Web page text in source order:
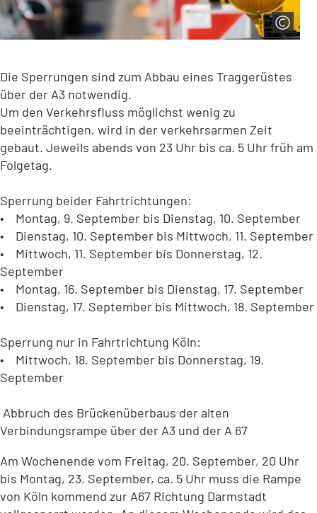
Die Sperrungen sind zum Abbau eines Traggerüstes
über der A3 notwendig.
Um den Verkehrsfluss möglichst wenig zu
beeinträchtigen, wird in der verkehrsarmen Zeit
gebaut. Jeweils abends von 23 Uhr bis ca. 5 Uhr früh am
Folgetag.
Sperrung beider Fahrtrichtungen:
• Montag, 9. September bis Dienstag, 10. September
• Dienstag, 10. September bis Mittwoch, 11. September
• Mittwoch, 11. September bis Donnerstag, 12.
September
• Montag, 16. September bis Dienstag, 17. September
• Dienstag, 17. September bis Mittwoch, 18. September
Sperrung nur in Fahrtrichtung Köln:
• Mittwoch, 18. September bis Donnerstag, 19.
September
Abbruch des Brückenüberbaus der alten
Verbindungsrampe über der A3 und der A 67
Am Wochenende vom Freitag, 20. September, 20 Uhr
bis Montag, 23. September, ca. 5 Uhr muss die Rampe
von Köln kommend zur A67 Richtung Darmstadt